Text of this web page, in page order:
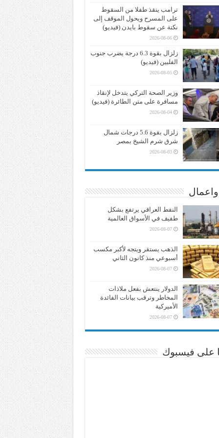
ترامب ينقذ طفلا من السقوط
على المسرح ويحول الموقف إلى
نكتة عن سقوط بايدن (فيديو)
2026-08-06
زلزال بقوة 6.3 درجة يضرب جنوب
الفلبين (فيديو)
2026-08-05
وزير الصحة التركي يتدخل لإنقاذ
مسافرة على متن الطائرة (فيديو)
2026-08-04
زلزال بقوة 5.6 درجات شمال
شرق شرم الشيخ بمصر
2026-08-03
النفط العراقي يرتفع بشكل
طفيف في الأسواق العالمية
2026-08-07
الذهب يستقر ويتجه لأكبر مكسب
أسبوعي منذ كانون الثاني
2026-08-07
الدولار ينتعش بفعل ملاذات
المخاطر وترقب بيانات الفائدة
الأميركية
2026-08-07
على فيسبوك